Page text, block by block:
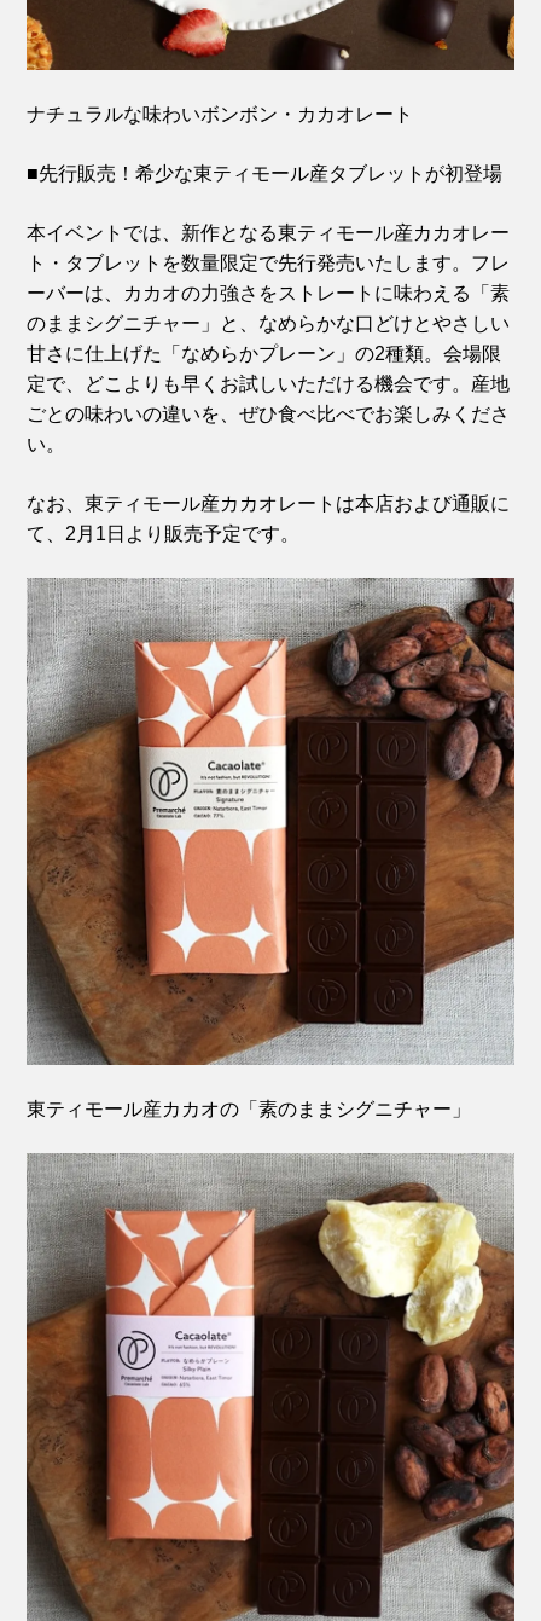
ナチュラルな味わいボンボン・カカオレート
■先行販売！希少な東ティモール産タブレットが初登場
本イベントでは、新作となる東ティモール産カカオレー
ト・タブレットを数量限定で先行発売いたします。フレ
ーバーは、カカオの力強さをストレートに味わえる「素
のままシグニチャー」と、なめらかな口どけとやさしい
甘さに仕上げた「なめらかプレーン」の2種類。会場限
定で、どこよりも早くお試しいただける機会です。産地
ごとの味わいの違いを、ぜひ食べ比べでお楽しみくださ
い。
なお、東ティモール産カカオレートは本店および通販に
て、2月1日より販売予定です。
東ティモール産カカオの「素のままシグニチャー」